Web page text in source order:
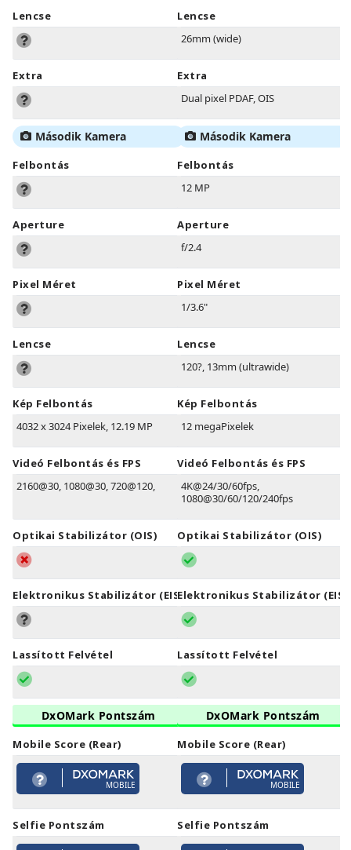
Lencse
Extra
Második Kamera
Felbontás
Aperture
Pixel Méret
Lencse
Kép Felbontás
4032 x 3024 Pixelek, 12.19 MP
Videó Felbontás és FPS
2160@30, 1080@30, 720@120,
Optikai Stabilizátor (OIS)
Elektronikus Stabilizátor (EIS)
Lassított Felvétel
DxOMark Pontszám
Mobile Score (Rear)
MOBILE
Selfie Pontszám
Lencse
26mm (wide)
Extra
Dual pixel PDAF, OIS
Második Kamera
Felbontás
12 MP
Aperture
f/2.4
Pixel Méret
1/3.6"
Lencse
120?, 13mm (ultrawide)
Kép Felbontás
12 megaPixelek
Videó Felbontás és FPS
4K@24/30/60fps,
1080@30/60/120/240fps
Optikai Stabilizátor (OIS)
Elektronikus Stabilizátor (EIS)
Lassított Felvétel
DxOMark Pontszám
Mobile Score (Rear)
MOBILE
Selfie Pontszám